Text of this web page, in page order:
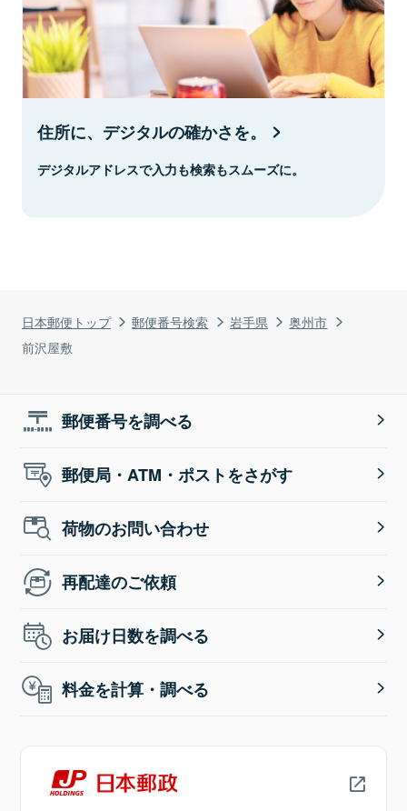
日本郵便トップ 郵便番号検索 岩手県
奥州市
前沢屋敷
住所に、デジタルの確かさを。
デジタルアドレスで入力も検索もスムーズに。
郵便番号を調べる
郵便局・ATM・ポストをさがす
荷物のお問い合わせ
再配達のご依頼
お届け日数を調べる
料金を計算・調べる